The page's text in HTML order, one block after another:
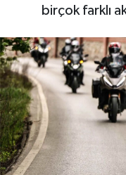
birçok farklı
Spor
Eğitim